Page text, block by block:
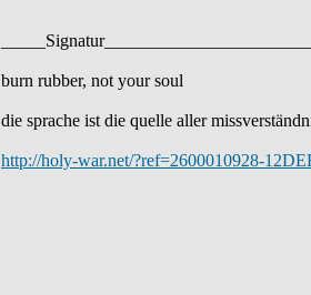
burn rubber, not your soul
die sprache ist die quelle aller
http://holy-war.net/?ref=2600010928-